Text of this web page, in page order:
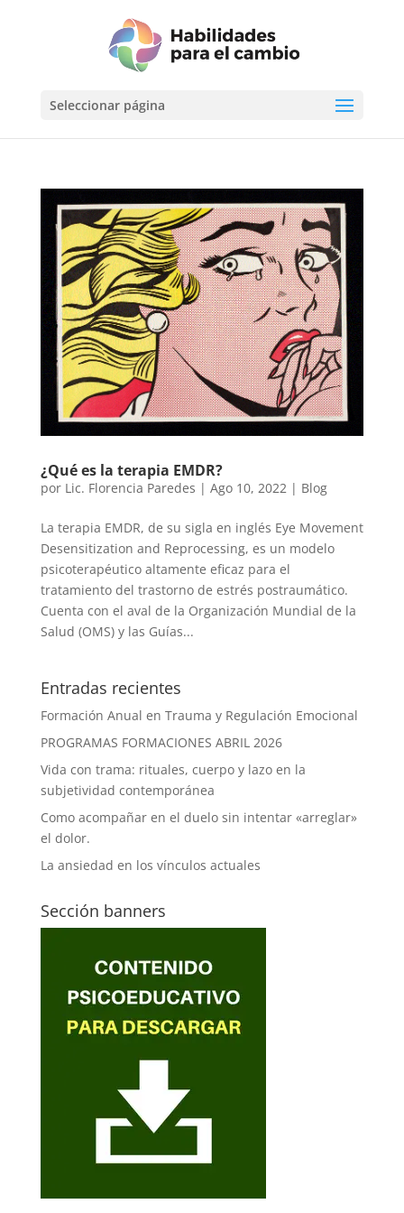
Seleccionar página
¿Qué es la terapia EMDR?
por Lic. Florencia Paredes | Ago 10, 2022| Blog
La terapia EMDR, de su sigla en inglés Eye Movement
Desensitization and Reprocessing, es un modelo
psicoterapéutico altamente eficaz para el
tratamiento del trastorno de estrés postraumático.
Cuenta con el aval de la Organización Mundial de la
Salud (OMS) y las Guías...
Entradas recientes
Formación Anual en Trauma y Regulación Emocional
PROGRAMAS FORMACIONES ABRIL 2026
Vida con trama: rituales, cuerpo y lazo en la
subjetividad contemporánea
Como acompañar en el duelo sin intentar «arreglar»
el dolor.
La ansiedad en los vínculos actuales
Sección banners